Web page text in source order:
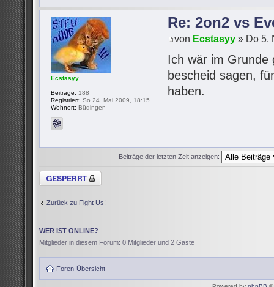
Re: 2on2 vs
von Ecstasyy » Do 5.
Ich wär im Grunde
bescheid sagen,
haben.
Ecstasyy
Beiträge: 188
Registriert: So 24. Mai 2009, 18:15
Wohnort: Büdingen
Beiträge der letzten Zeit anzeigen:
Thema gesperrt
Zurück zu Fight Us!
WER IST ONLINE?
Mitglieder in diesem Forum: 0 Mitglieder und 2 Gäste
Foren-Übersicht